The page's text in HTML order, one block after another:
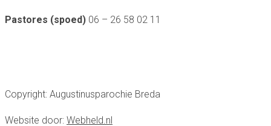
Pastores (spoed) 06 – 26 58 02 11
Copyright: Augustinusparochie Breda
Website door: Webheld.nl